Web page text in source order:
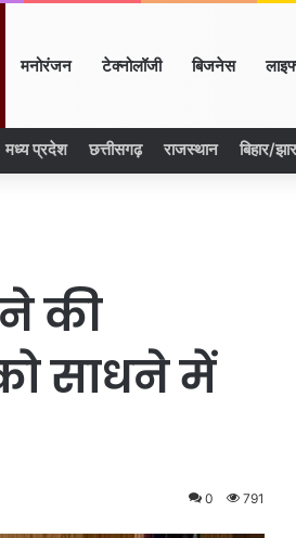
मनोरंजन टेक्नोलॉजी बिजनेस
मध्य प्रदेश छत्तीसगढ़ राजस्थान बिहार/
की
साधने में
0 791